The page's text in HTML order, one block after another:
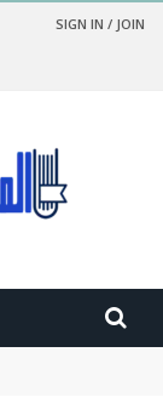
SIGN IN / JOIN